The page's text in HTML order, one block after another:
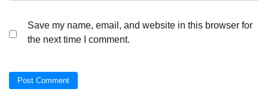
Save my name, email, and website in this browser for
the next time I comment.